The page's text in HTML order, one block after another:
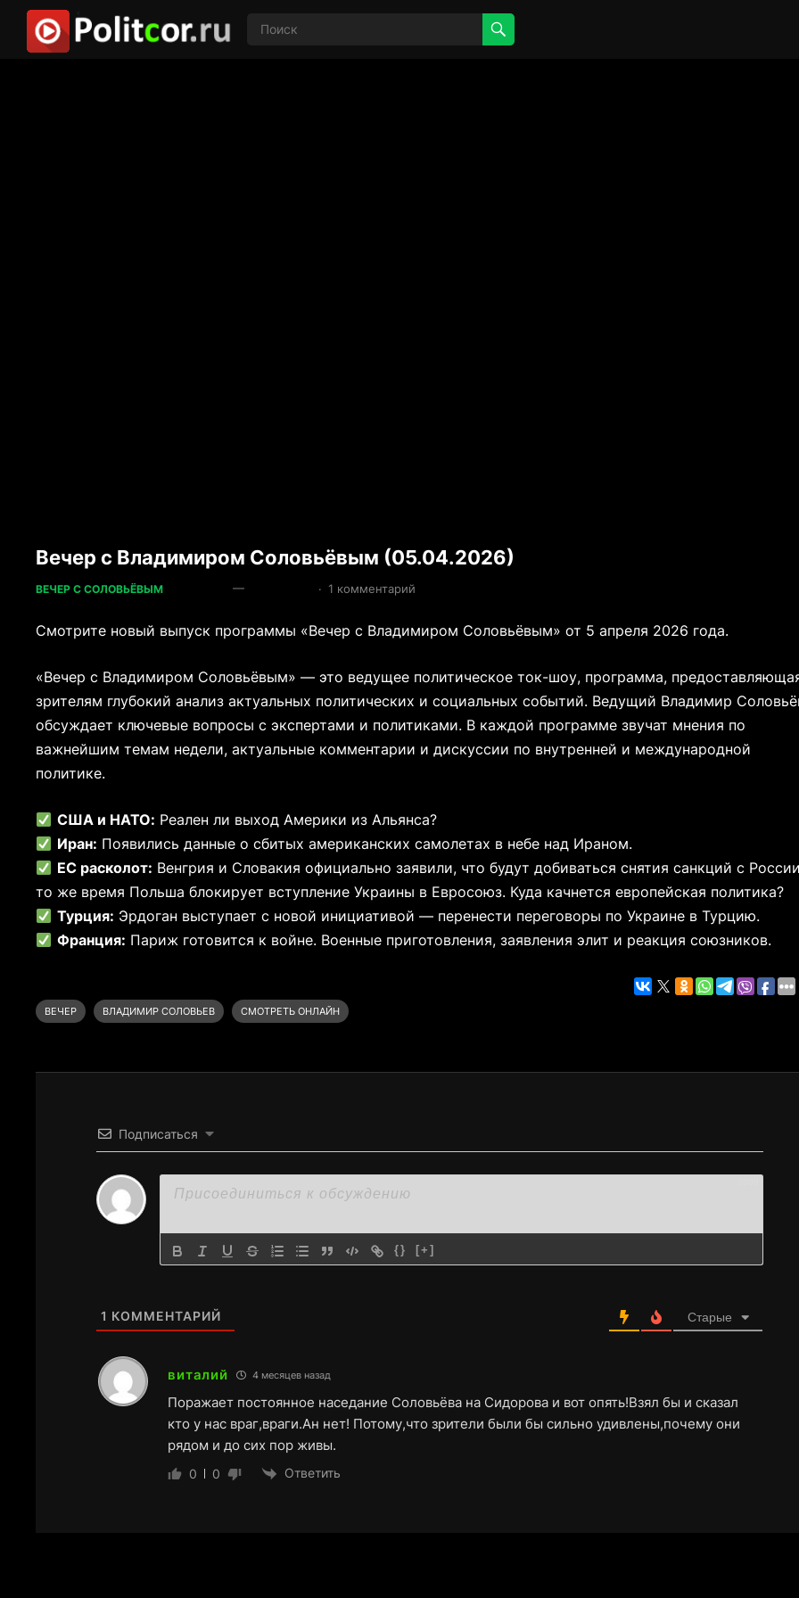
Вечер с Владимиром Соловьёвым (05.04.2026)
ВЕЧЕР С СОЛОВЬЁВЫМ — · 1 комментарий
Смотрите новый выпуск программы «Вечер с Владимиром Соловьёвым» от 5 апреля 2026 года.
«Вечер с Владимиром Соловьёвым» — это ведущее политическое ток-шоу, программа,
зрителям глубокий анализ актуальных политических и социальных событий. Ведущий Владимир
обсуждает ключевые вопросы с экспертами и политиками. В каждой программе звучат мнения по
важнейшим темам недели, актуальные комментарии и дискуссии по внутренней и международной
политике.
США и НАТО: Реален ли выход Америки из Альянса?
Иран: Появились данные о сбитых американских самолетах в небе над Ираном.
ЕС расколот: Венгрия и Словакия официально заявили, что будут добиваться снятия санкций с
то же время Польша блокирует вступление Украины в Евросоюз. Куда качнется европейская политика?
Турция: Эрдоган выступает с новой инициативой — перенести переговоры по Украине в Турцию.
Франция: Париж готовится к войне. Военные приготовления, заявления элит и реакция союзников.
ВЕЧЕР
ВЛАДИМИР СОЛОВЬЕВ СМОТРЕТЬ ОНЛАЙН
Подписаться
{} [+]
1 КОММЕНТАРИЙ Старые
виталий 4 месяцев назад
Поражает постоянное наседание Соловьёва на Сидорова и вот опять!Взял бы и сказал
кто у нас враг,враги.Ан нет! Потому,что зрители были бы сильно удивлены,почему они
рядом и до сих пор живы.
0 0 Ответить